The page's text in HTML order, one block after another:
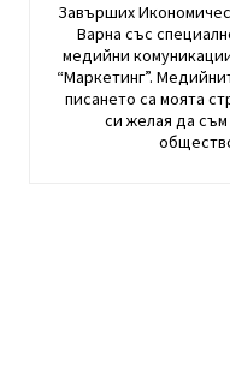
Завърших
Варна със
медийни
“Маркетинг”.
писането са моята
си желая да съм